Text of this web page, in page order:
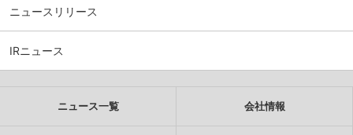
ニュースリリース
IRニュース
ニュース一覧 会社情報